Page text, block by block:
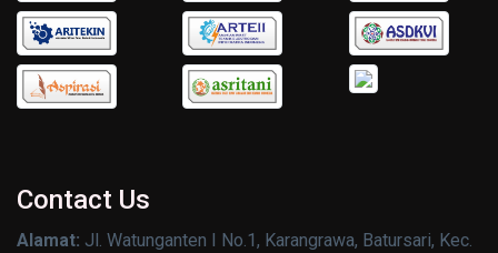
Contact Us
Alamat: Jl. Watunganten I No.1, Karangrawa, Batursari, Kec.